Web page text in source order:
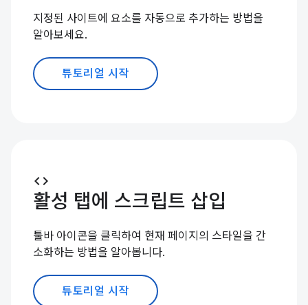
지정된 사이트에 요소를 자동으로 추가하는 방법을
알아보세요.
튜토리얼 시작
code
활성 탭에 스크립트 삽입
툴바 아이콘을 클릭하여 현재 페이지의 스타일을 간
소화하는 방법을 알아봅니다.
튜토리얼 시작